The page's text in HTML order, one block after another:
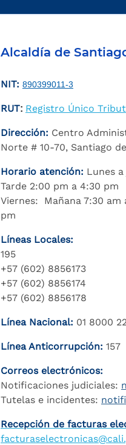
Alcaldía de
NIT: 890399011-3
RUT: Registro Único
Dirección: Centro
Norte # 10-70, Santiago
Horario atención: Lunes
Tarde 2:00 pm a 4:30 pm
Viernes: Mañana 7:30 am
pm
Líneas Locales:
195
+57 (602) 8856173
+57 (602) 8856174
+57 (602) 8856178
Línea Nacional: 01 8000
Línea Anticorrupción: 157
Correos electrónicos:
Notificaciones judiciales:
Tutelas e incidentes:
Recepción de facturas